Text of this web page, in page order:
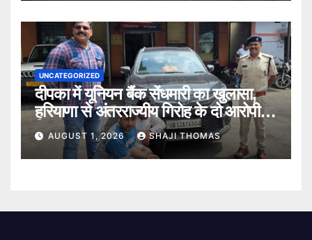
UNCATEGORIZED
दीपका में यूनियन बैंक सेंधमारी का खुलासा,
हरियाणा से अंतरराज्यीय गिरोह के दो आरोपी
गिरफ्तार।
AUGUST 1, 2026 SHAJI THOMAS